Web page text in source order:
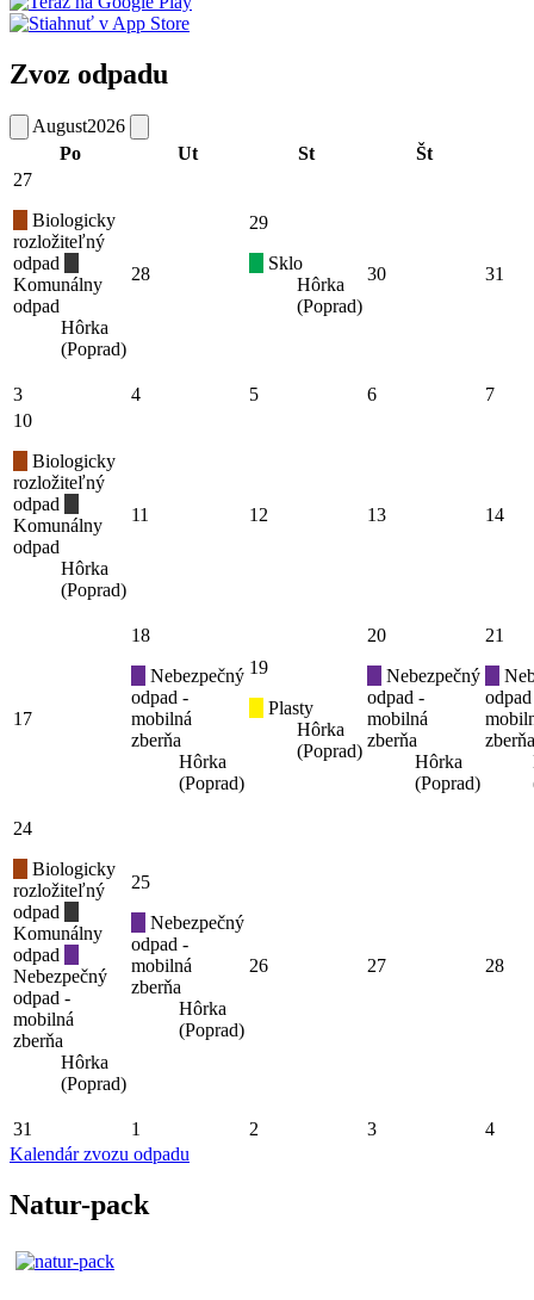
Zvoz odpadu
August2026
Po
Ut St Št
27
Biologicky
rozložiteľný
odpad
Komunálny
odpad
Hôrka
(Poprad)
28
29
Sklo
Hôrka
(Poprad)
30 31
3 4 5 6
7
10
Biologicky
rozložiteľný
odpad
Komunálny
odpad
Hôrka
(Poprad)
11 12 13 14
17
18
Nebezpečný
odpad -
mobilná
zberňa
Hôrka
(Poprad)
19
Plasty
Hôrka
(Poprad)
20
Nebezpečný
odpad -
mobilná
zberňa
Hôrka
(Poprad)
21
zberňa
24
Biologicky
rozložiteľný
odpad
Komunálny
odpad
Nebezpečný
odpad -
mobilná
zberňa
Hôrka
(Poprad)
25
Nebezpečný
odpad -
mobilná
zberňa
Hôrka
(Poprad)
26 27 28
31 1 2 3
4
Kalendár zvozu odpadu
Natur-pack